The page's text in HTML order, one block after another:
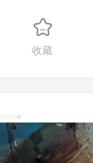
收藏